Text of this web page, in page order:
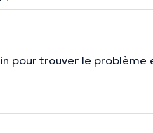
pour trouver le problème